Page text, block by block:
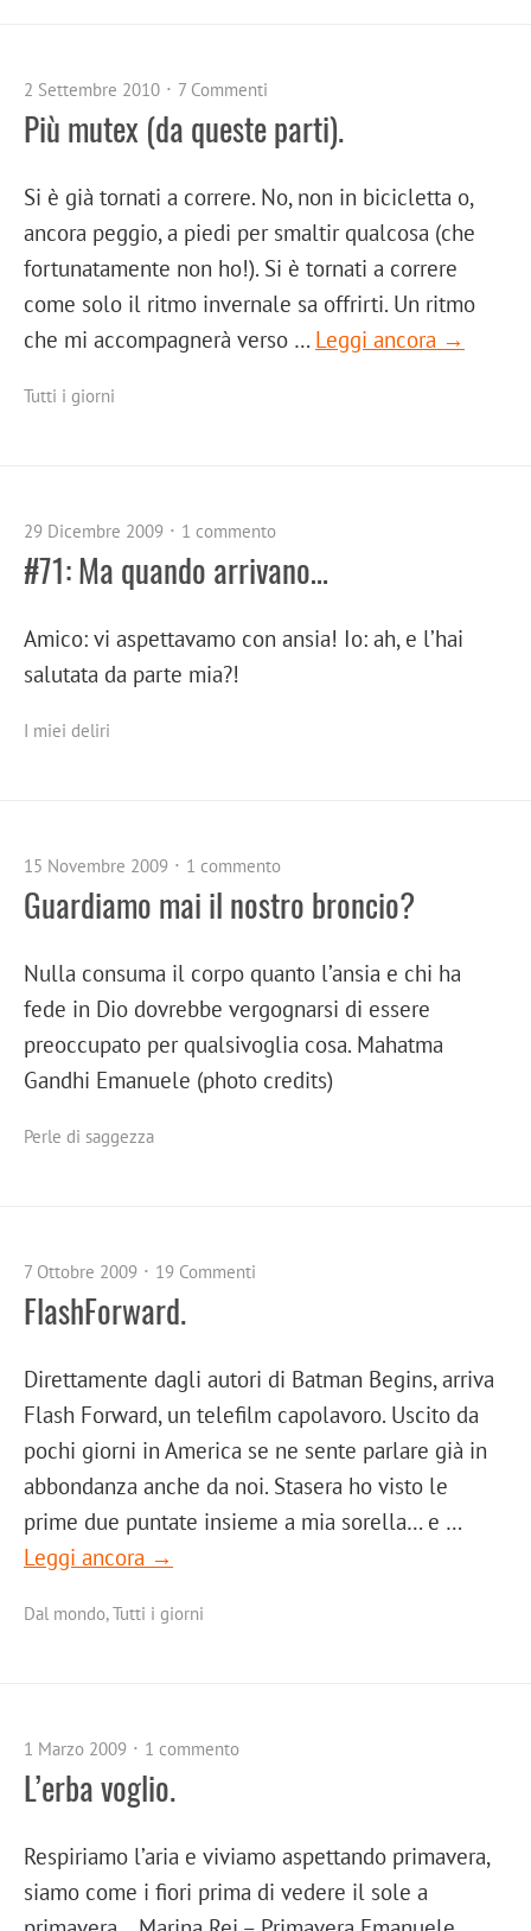
2 Settembre 2010 7 Commenti
Più mutex (da queste parti).
Si è già tornati a correre. No, non in bicicletta o,
ancora peggio, a piedi per smaltir qualcosa (che
fortunatamente non ho!). Si è tornati a correre
come solo il ritmo invernale sa offrirti. Un ritmo
che mi accompagnerà verso … Leggi ancora →
Tutti i giorni
29 Dicembre 2009 1 commento
#71: Ma quando arrivano…
Amico: vi aspettavamo con ansia! Io: ah, e l’hai
salutata da parte mia?!
I miei deliri
15 Novembre 2009 1 commento
Guardiamo mai il nostro broncio?
Nulla consuma il corpo quanto l’ansia e chi ha
fede in Dio dovrebbe vergognarsi di essere
preoccupato per qualsivoglia cosa. Mahatma
Gandhi Emanuele (photo credits)
Perle di saggezza
7 Ottobre 2009 19 Commenti
FlashForward.
Direttamente dagli autori di Batman Begins, arriva
Flash Forward, un telefilm capolavoro. Uscito da
pochi giorni in America se ne sente parlare già in
abbondanza anche da noi. Stasera ho visto le
prime due puntate insieme a mia sorella… e …
Leggi ancora →
Dal mondo,Tutti i giorni
1 Marzo 2009 1 commento
L’erba voglio.
Respiriamo l’aria e viviamo aspettando primavera,
siamo come i fiori prima di vedere il sole a